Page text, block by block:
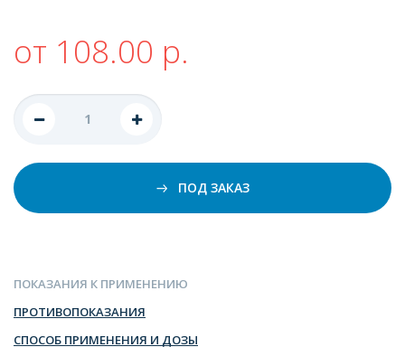
от 108.00 р.
ПОД ЗАКАЗ
ПОКАЗАНИЯ К ПРИМЕНЕНИЮ
ПРОТИВОПОКАЗАНИЯ
СПОСОБ ПРИМЕНЕНИЯ И ДОЗЫ